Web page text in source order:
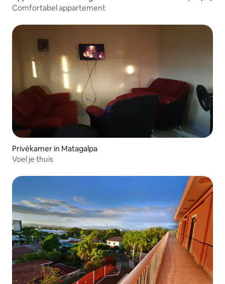
Comfortabel appartement
Privékamer in Matagalpa
Voel je thuis